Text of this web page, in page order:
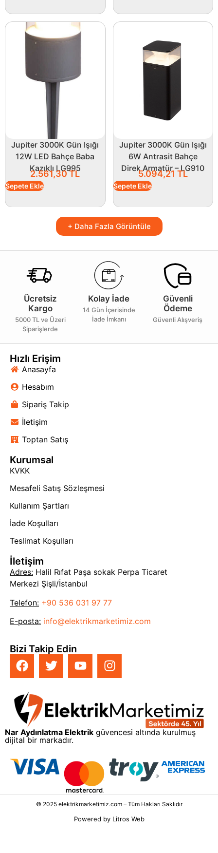
Jupiter 3000K Gün Işığı
12W LED Bahçe Baba
Kazıklı LG995
2.561,30TL
Sepete Ekle
Jupiter 3000K Gün Işığı
6W Antrasit Bahçe
Direk Armatür – LG910
5.094,21 TL
Sepete Ekle
+ Daha Fazla Görüntüle
Ücretsiz
Kargo
5000 TL ve Üzeri
Siparişlerde
Kolay İade
14 Gün İçerisinde
İade İmkanı
Güvenli
Ödeme
Güvenli Alışveriş
Hızlı Erişim
Anasayfa
Hesabım
Sipariş Takip
İletişim
Toptan Satış
Kurumsal
KVKK
Mesafeli Satış Sözleşmesi
Kullanım Şartları
İade Koşulları
Teslimat Koşulları
İletişim
Adres: Halil Rıfat Paşa sokak Perpa Ticaret
Merkezi Şişli/İstanbul
Telefon: +90 536 031 97 77
E-posta: info@elektrikmarketimiz.com
Bizi Takip Edin
Nar Aydınlatma Elektrik güvencesi altında kurulmuş
dijital bir markadır.
© 2025 elektrikmarketimiz.com – Tüm Hakları Saklıdır
Powered by Litros Web